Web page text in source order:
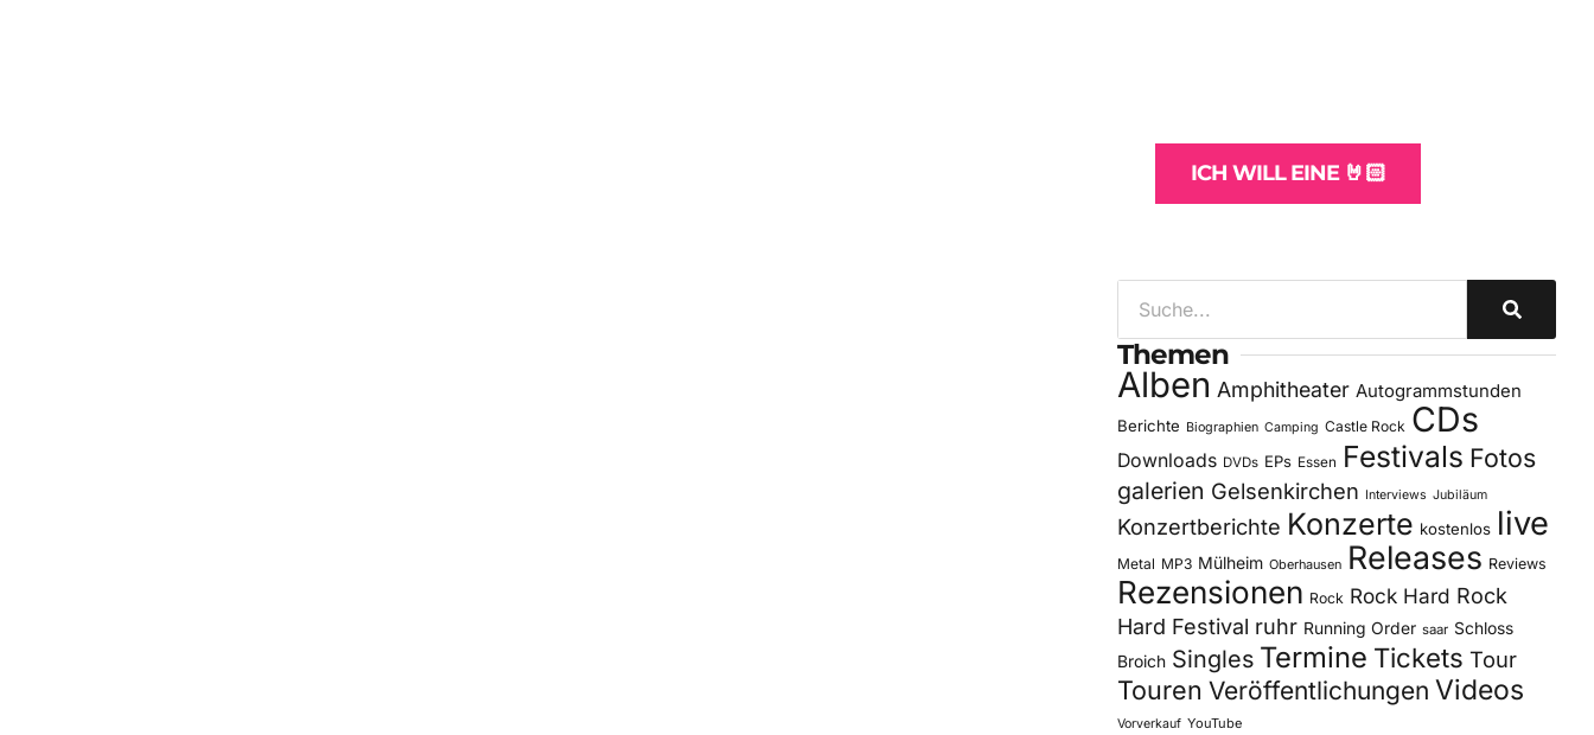
ICH WILL EINE 🤘🏻
Themen
Alben Amphitheater Autogrammstunden
Berichte Biographien Camping Castle Rock CDs
Downloads DVDs EPs Essen Festivals Fotos
galerien Gelsenkirchen Interviews Jubiläum
Konzertberichte Konzerte kostenlos live
Metal MP3 Mülheim Oberhausen Releases Reviews
Rezensionen Rock Rock Hard Rock
Hard Festival ruhr Running Order saar Schloss
Broich Singles Termine Tickets Tour
Touren Veröffentlichungen Videos
Vorverkauf YouTube